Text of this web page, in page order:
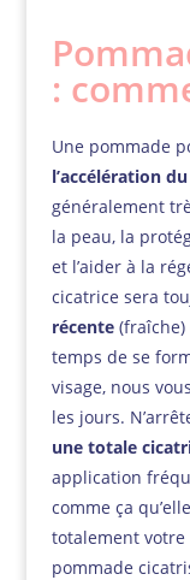
:
Une pommade
l’accélération
généralement
la peau, la
et l’aider à la
cicatrice sera
récente(fraîche)
temps de se
visage, nous
les jours.
une totale
application
comme ça
totalement
pommade